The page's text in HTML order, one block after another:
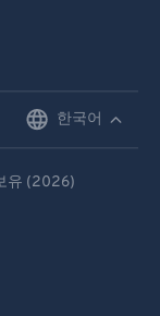
한국어
유 (2026)